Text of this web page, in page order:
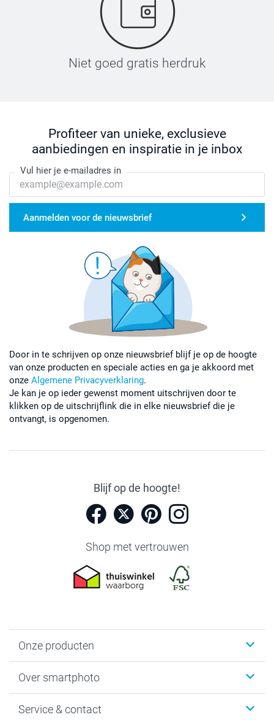
Niet goed gratis herdruk
Profiteer van unieke, exclusieve
aanbiedingen en inspiratie in je inbox
Vul hier je e-mailadres in
Aanmelden voor de nieuwsbrief
Door in te schrijven op onze nieuwsbrief blijf je op de hoogte
van onze producten en speciale acties en ga je akkoord met
onze Algemene Privacyverklaring.
Je kan je op ieder gewenst moment uitschrijven door te
klikken op de uitschrijflink die in elke nieuwsbrief die je
ontvangt, is opgenomen.
Blijf op de hoogte!
Shop met vertrouwen
Onze producten
Fotoboeken
Fotocadeaus
Over smartphoto
Vacatures
Service & contact